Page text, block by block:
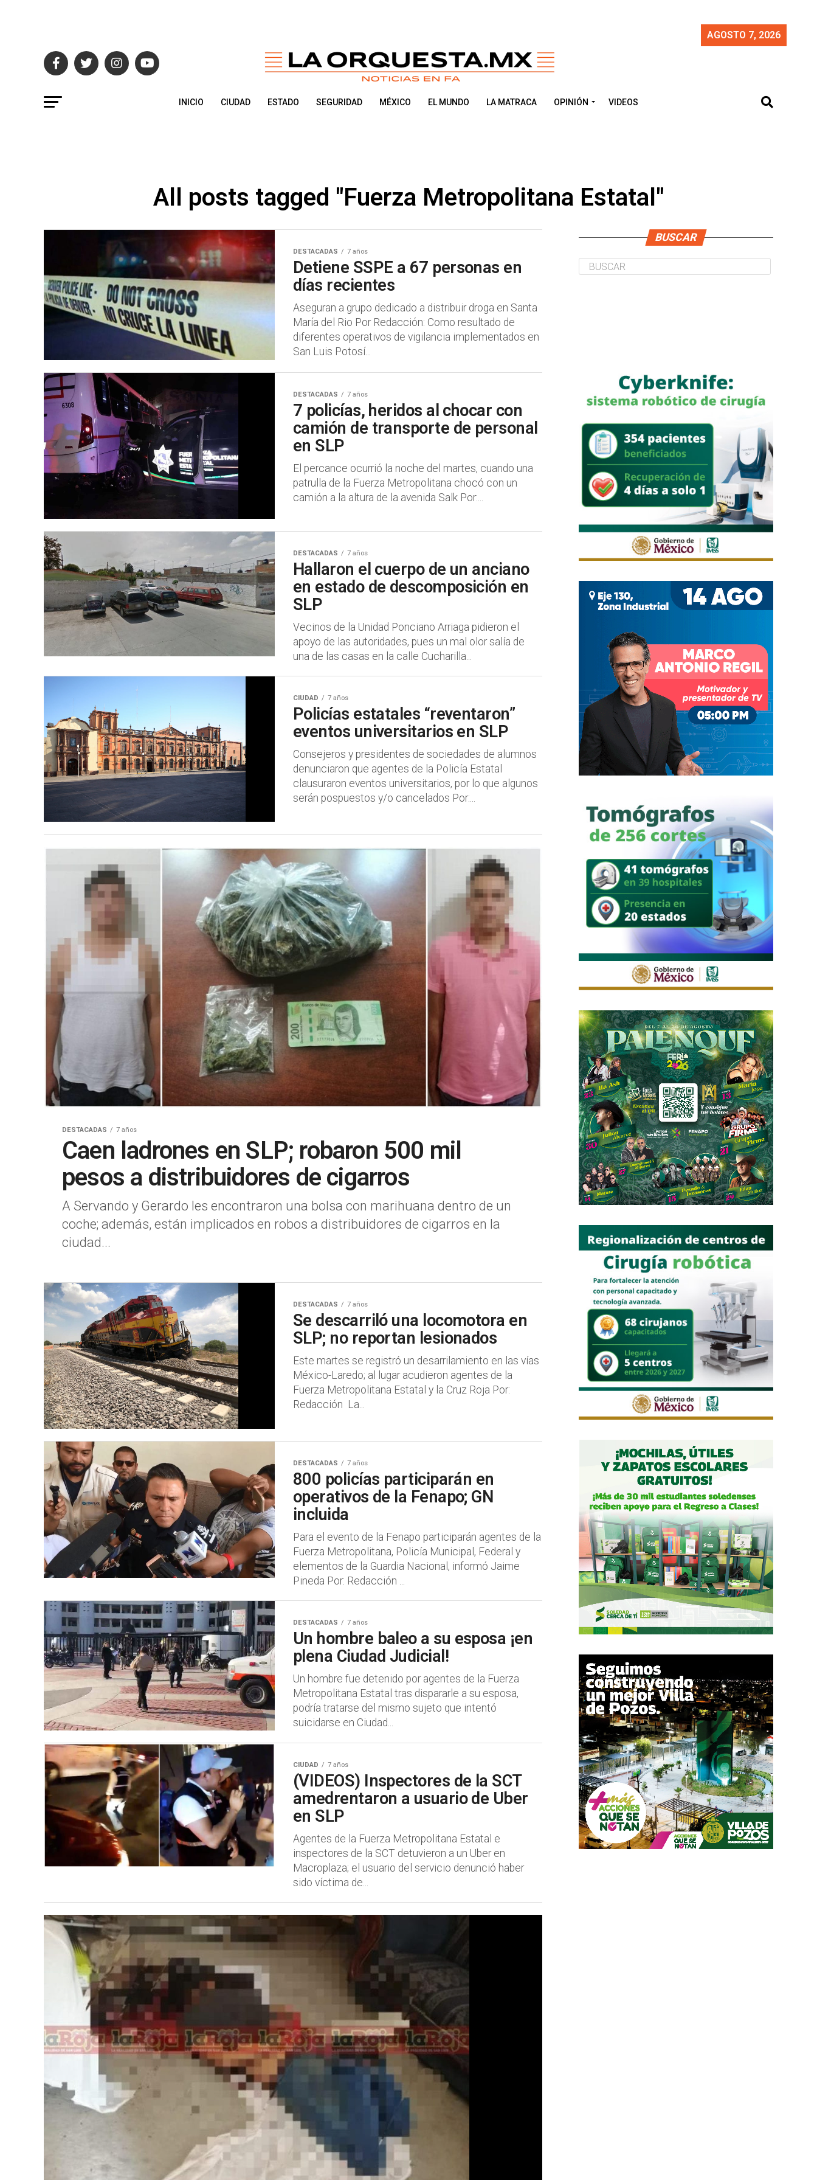
AGOSTO 7, 2026
INICIO CIUDAD ESTADO SEGURIDAD MÉXICO EL MUNDO LA MATRACA OPINIÓN VIDEOS
All posts tagged "Fuerza Metropolitana Estatal"
DESTACADAS 7 años
Detiene SSPE a 67 personas en
días recientes
Aseguran a grupo dedicado a distribuir droga en Santa
María del Rio Por Redacción: Como resultado de
diferentes operativos de vigilancia implementados en
San Luis Potosí...
DESTACADAS 7 años
7 policías, heridos al chocar con
camión de transporte de personal
en SLP
El percance ocurrió la noche del martes, cuando una
patrulla de la Fuerza Metropolitana chocó con un
camión a la altura de la avenida Salk Por:...
DESTACADAS 7 años
Hallaron el cuerpo de un anciano
en estado de descomposición en
SLP
Vecinos de la Unidad Ponciano Arriaga pidieron el
apoyo de las autoridades, pues un mal olor salía de
una de las casas en la calle Cucharilla...
CIUDAD 7 años
Policías estatales “reventaron”
eventos universitarios en SLP
Consejeros y presidentes de sociedades de alumnos
denunciaron que agentes de la Policía Estatal
clausuraron eventos universitarios, por lo que algunos
serán pospuestos y/o cancelados Por:...
DESTACADAS 7 años
Caen ladrones en SLP; robaron 500 mil
pesos a distribuidores de cigarros
A Servando y Gerardo les encontraron una bolsa con marihuana dentro de un
coche; además, están implicados en robos a distribuidores de cigarros en la
ciudad...
DESTACADAS 7 años
Se descarriló una locomotora en
SLP; no reportan lesionados
Este martes se registró un desarrilamiento en las vías
México-Laredo; al lugar acudieron agentes de la
Fuerza Metropolitana Estatal y la Cruz Roja Por:
Redacción La...
DESTACADAS 7 años
800 policías participarán en
operativos de la Fenapo; GN
incluida
Para el evento de la Fenapo participarán agentes de la
Fuerza Metropolitana, Policía Municipal, Federal y
elementos de la Guardia Nacional, informó Jaime
Pineda Por: Redacción ...
DESTACADAS 7 años
Un hombre baleo a su esposa ¡en
plena Ciudad Judicial!
Un hombre fue detenido por agentes de la Fuerza
Metropolitana Estatal tras dispararle a su esposa,
podría tratarse del mismo sujeto que intentó
suicidarse en Ciudad...
CIUDAD 7 años
(VIDEOS) Inspectores de la SCT
amedrentaron a usuario de Uber
en SLP
Agentes de la Fuerza Metropolitana Estatal e
inspectores de la SCT detuvieron a un Uber en
Macroplaza; el usuario del servicio denunció haber
sido víctima de...
BUSCAR